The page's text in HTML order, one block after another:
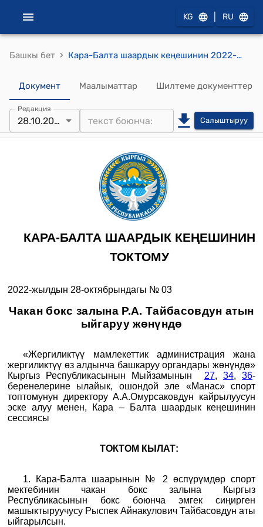
KG RU
Башкы бет › Кара-Балта шаардык кеңешинин 2022-жылдын 28-октябрындагы № 03 "Чакан бокс залына Р.А. Тайбасовдун атын ыйгаруу жөнүндө" токтому
Документ Маалыматтар Шилтеме документтер
Редакция
28.10.2022 Салыштыруу